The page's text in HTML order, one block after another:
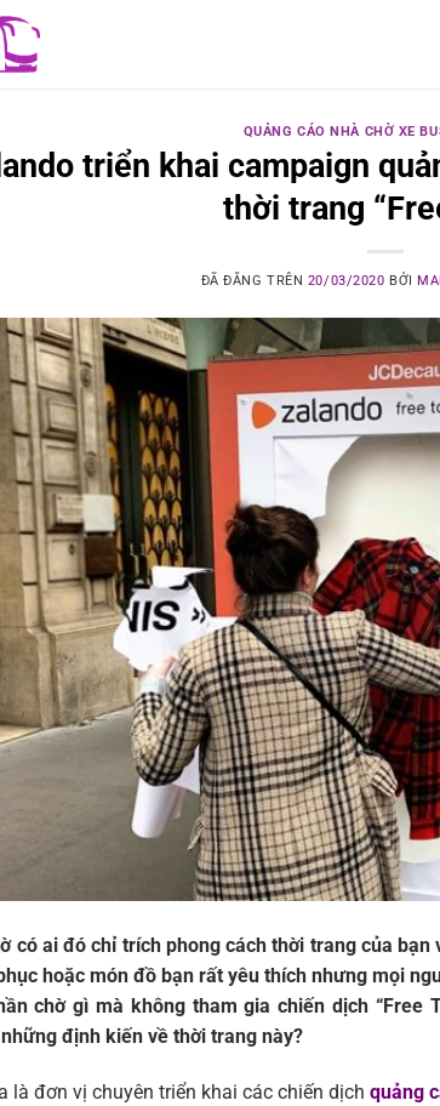
QUẢNG CÁO NHÀ CHỜ XE
triển khai campaign
thời trang
ĐÃ ĐĂNG TRÊN 20/03/2020 BỞI
có ai đó chỉ trích phong cách thời trang của
hoặc món đồ bạn rất yêu thích nhưng mọi
chờ gì mà không tham gia chiến dịch “Free
định kiến về thời trang này?
là đơn vị chuyên triển khai các chiến dịch quảng